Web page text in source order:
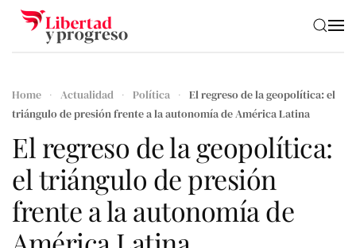
Skip to main content
Home Actualidad Política
El regreso de la geopolítica: el
triángulo de presión frente a la autonomía de América Latina
El regreso de la geopolítica:
el triángulo de presión
frente a la autonomía de